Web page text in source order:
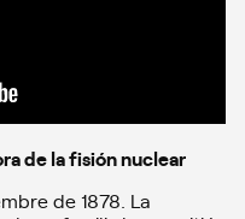
de la fisión nuclear
de 1878. La